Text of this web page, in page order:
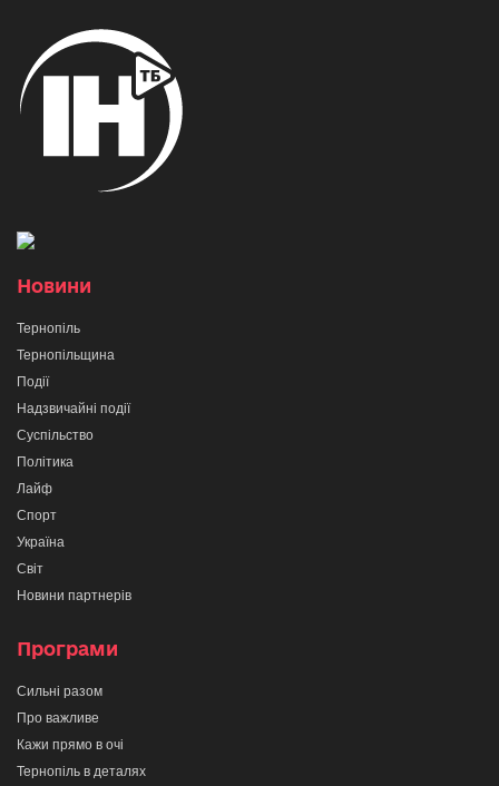
Новини
Тернопіль
Тернопільщина
Події
Надзвичайні події
Суспільство
Політика
Лайф
Спорт
Україна
Світ
Новини партнерів
Програми
Сильні разом
Про важливе
Кажи прямо в очі
Тернопіль в деталях